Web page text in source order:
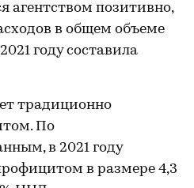
агентством позитивно,
в общем объеме
году составила
традиционно
По
в 2021 году
в размере 4,3